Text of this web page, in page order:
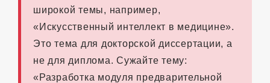
широкой темы, например,
«Искусственный интеллект в медицине».
Это тема для докторской диссертации, а
не для диплома. Сужайте тему:
«Разработка модуля предварительной